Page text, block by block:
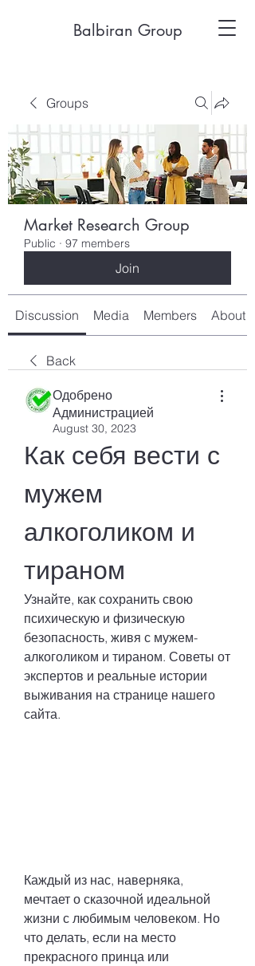
Balbiran Group
Groups
Market Research Group
Public · 97 members
Join
Discussion Media Members About
Back
Одобрено
Администрацией
August 30, 2023
Как себя вести с
мужем
алкоголиком и
тираном
Узнайте, как сохранить свою
психическую и физическую
безопасность, живя с мужем-
алкоголиком и тираном. Советы от
экспертов и реальные истории
выживания на странице нашего
сайта.
Каждый из нас, наверняка,
мечтает о сказочной идеальной
жизни с любимым человеком. Но
что делать, если на место
прекрасного принца или